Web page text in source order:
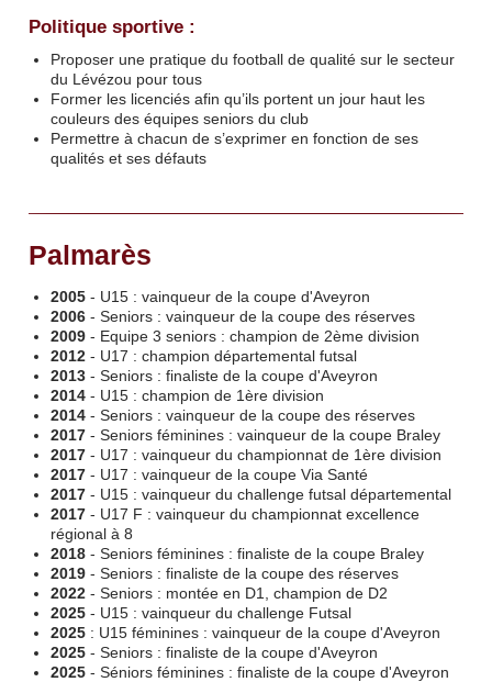
Politique sportive :
Proposer une pratique du football de qualité sur le secteur
du Lévézou pour tous
Former les licenciés afin qu’ils portent un jour haut les
couleurs des équipes seniors du club
Permettre à chacun de s’exprimer en fonction de ses
qualités et ses défauts
Palmarès
2005 - U15 : vainqueur de la coupe d'Aveyron
2006 - Seniors : vainqueur de la coupe des réserves
2009 - Equipe 3 seniors : champion de 2ème division
2012 - U17 : champion départemental futsal
2013 - Seniors : finaliste de la coupe d'Aveyron
2014 - U15 : champion de 1ère division
2014 - Seniors : vainqueur de la coupe des réserves
2017 - Seniors féminines : vainqueur de la coupe Braley
2017 - U17 : vainqueur du championnat de 1ère division
2017 - U17 : vainqueur de la coupe Via Santé
2017 - U15 : vainqueur du challenge futsal départemental
2017 - U17 F : vainqueur du championnat excellence
régional à 8
2018 - Seniors féminines : finaliste de la coupe Braley
2019 - Seniors : finaliste de la coupe des réserves
2022 - Seniors : montée en D1, champion de D2
2025 - U15 : vainqueur du challenge Futsal
2025 : U15 féminines : vainqueur de la coupe d'Aveyron
2025 - Seniors : finaliste de la coupe d'Aveyron
2025 - Séniors féminines : finaliste de la coupe d'Aveyron